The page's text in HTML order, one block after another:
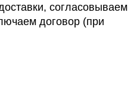
согласовываем
договор (при